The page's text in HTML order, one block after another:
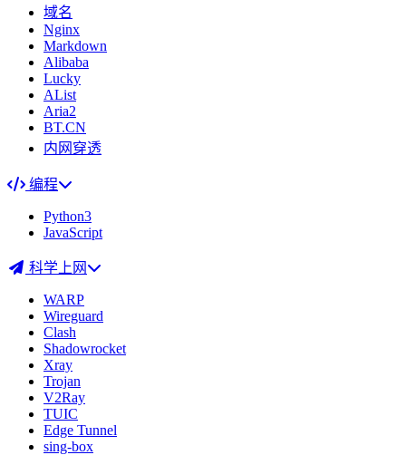
域名
Nginx
Markdown
Alibaba
Lucky
AList
Aria2
BT.CN
内网穿透
编程
Python3
JavaScript
科学上网
WARP
Wireguard
Clash
Shadowrocket
Xray
Trojan
V2Ray
TUIC
Edge Tunnel
sing-box